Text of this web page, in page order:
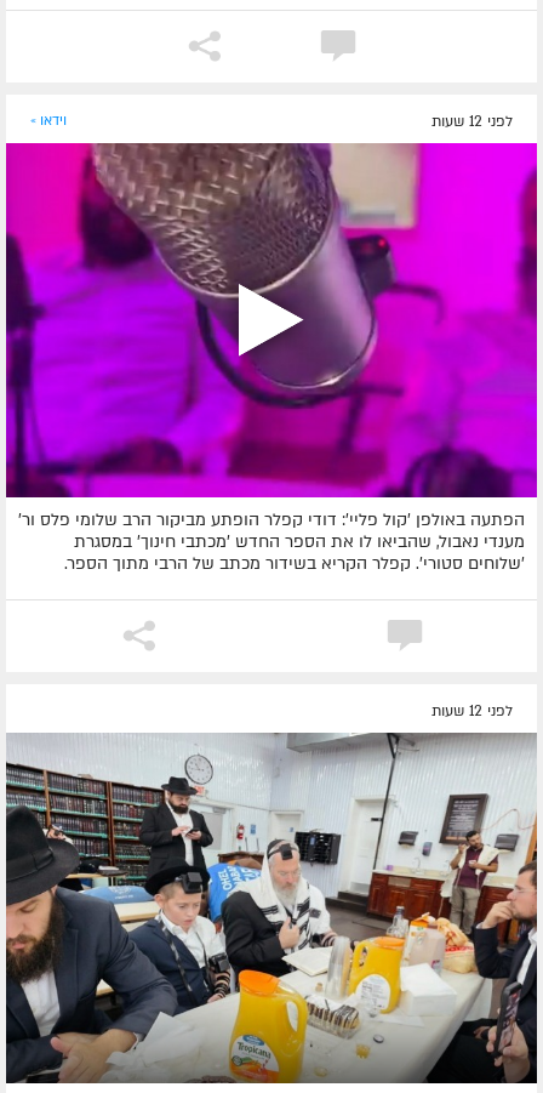
לפני 12 שעות וידאו »
הפתעה באולפן 'קול פליי': דודי קפלר הופתע מביקור הרב שלומי פלס ור'
מענדי נאבול, שהביאו לו את הספר החדש 'מכתבי חינוך' במסגרת
'שלוחים סטורי'. קפלר הקריא בשידור מכתב של הרבי מתוך הספר.
לפני 12 שעות